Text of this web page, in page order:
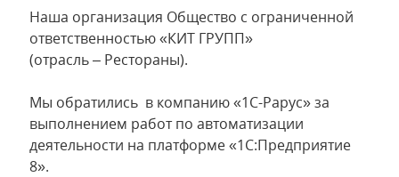
Наша организация Общество с ограниченной
ответственностью «КИТ ГРУПП»
(отрасль – Рестораны).
Мы обратились в компанию «1С-Рарус» за
выполнением работ по автоматизации
деятельности на платформе «1С:Предприятие
8».